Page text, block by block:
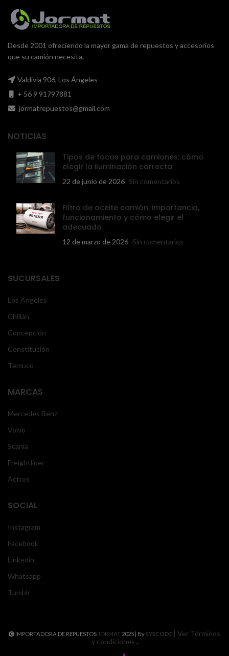
Desde 2001 ofreciendo la mayor gama de repuestos y accesorios
que su camión necesita.
Valdivia 906, Los Ángeles
+ 56 9 91797881
jormatrepuestos@gmail.com
NOTICIAS
Tipos de focos para camiones: cómo
elegir la iluminación correcta
22 de junio de 2026 Sin comentarios
Filtro de aceite camión: importancia,
funcionamiento y cómo elegir el
adecuado
12 de marzo de 2026 Sin comentarios
SUCURSALES
Los Ángeles
Chillán
Concepción
Constitución
Temuco
MARCAS
Mercedes Benz
Volvo
Scania
Freightliner
Actros
SOCIAL
Instagram
Facebook
Linkedin
Whatsapp
Tumblr
IMPORTADORA DE REPUESTOS JORMAT 2025 | BySYSCODE | Ver Términos
y condiciones .